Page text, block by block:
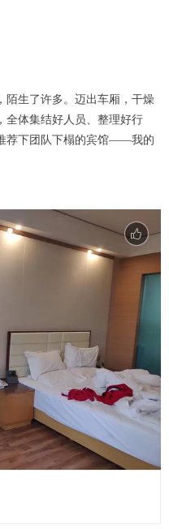
陌生了许多。迈出车厢，干燥
全体集结好人员、整理好行
荐下团队下榻的宾馆——我的